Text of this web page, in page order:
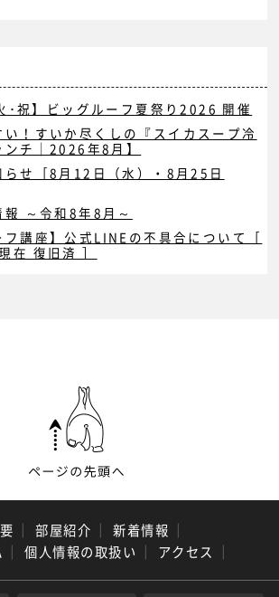
･祝】ビッグルーフ夏祭り2026 開催
い！すいか尽くしの『スイカスープ冷
チ｜2026年8月】
らせ［8月12日（水）・8月25日
～令和8年8月～
フ講座】公式LINEの不具合について［
復旧済 ］
｜ 部屋紹介 ｜ 新着情報 ｜
｜ 個人情報の取扱い ｜ アクセス ｜